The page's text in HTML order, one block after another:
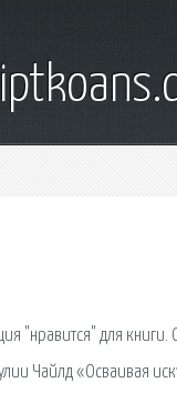
"нравится" для
Чайлд «Осваивая